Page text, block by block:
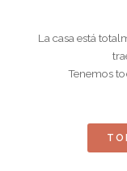
La casa está
Tenemos